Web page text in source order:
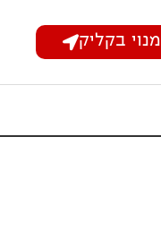
מנוי בקליק